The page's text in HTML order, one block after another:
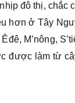
đô thị, chắc
hơn ở Tây
M’nông,
được làm từ